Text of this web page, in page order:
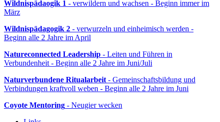
Wildnispädaogik 1 - verwildern und wachsen - Beginn immer im
März
Wildnispädagogik 2 - verwurzeln und einheimisch werden -
Beginn alle 2 Jahre im April
Natureconnected Leadership - Leiten und Führen in
Verbundenheit - Beginn alle 2 Jahre im Juni/Juli
Naturverbundene Ritualarbeit - Gemeinschaftsbildung und
Verbindungen kraftvoll weben - Beginn alle 2 Jahre im Juni
Coyote Mentoring - Neugier wecken